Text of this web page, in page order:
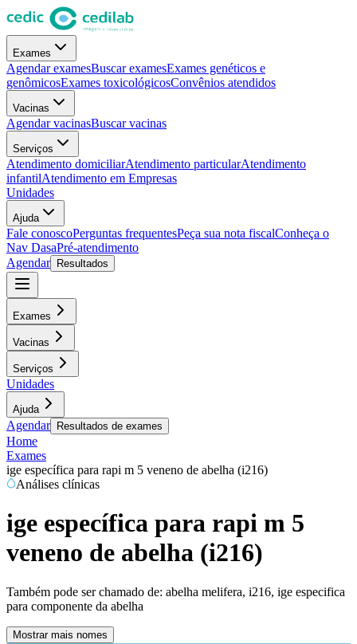
Exames
Agendar examesBuscar examesExames genéticos e
genômicosExames toxicológicosConvênios atendidos
Vacinas
Agendar vacinasBuscar vacinas
Serviços
Atendimento domiciliarAtendimento particularAtendimento
infantilAtendimento em Empresas
Unidades
Ajuda
Fale conoscoPerguntas frequentesPeça sua nota fiscalConheça o
Nav DasaPré-atendimento
Agendar
Resultados
Exames
Vacinas
Serviços
Unidades
Ajuda
Agendar Resultados de exames
Home
Exames
ige específica para rapi m 5 veneno de abelha (i216)
Análises clínicas
ige específica para rapi m 5
veneno de abelha (i216)
Também pode ser chamado de: abelha melifera, i216, ige especifica
para componente da abelha
Mostrar mais nomes